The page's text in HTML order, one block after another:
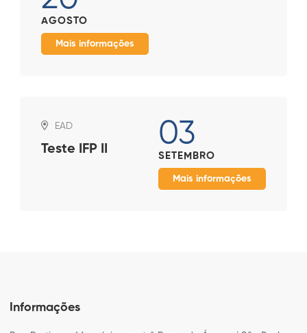
AGOSTO
Mais informações
EAD
Teste IFP II 03
SETEMBRO
Mais informações
Informações